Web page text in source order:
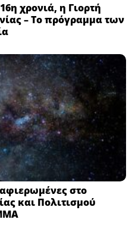
χρονιά, η Γιορτή
– Το πρόγραμμα των
στο
και Πολιτισμού